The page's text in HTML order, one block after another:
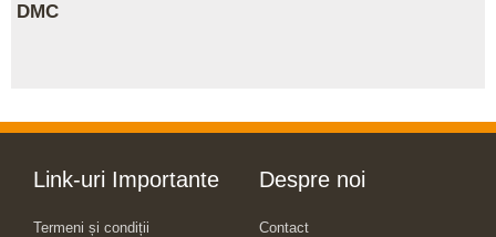
DMC
Link-uri Importante
Termeni și condiții
Despre noi
Contact